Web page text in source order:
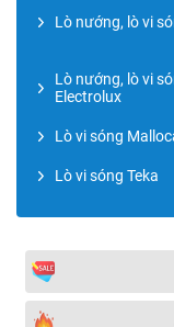
Lò nướng, lò vi
Lò nướng, lò vi
Electrolux
Lò vi sóng
Lò vi sóng Teka